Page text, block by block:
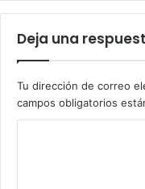
Deja una
Tu dirección de correo
campos obligatorios